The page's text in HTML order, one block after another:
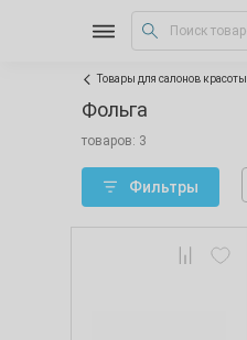
Товары для салонов красоты
Фольга
товаров: 3
Фильтры